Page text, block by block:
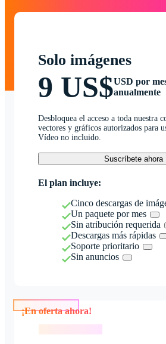
Solo imágenes
9 US$USD por
anualmente
Desbloquea el acceso a toda nuestra
vectores y gráficos autorizados para
Vídeo no incluido.
Suscríbete ahora
El plan incluye:
Cinco descargas de
Un paquete por mes
Sin atribución requerida
Descargas más rápidas
Soporte prioritario
Sin anuncios